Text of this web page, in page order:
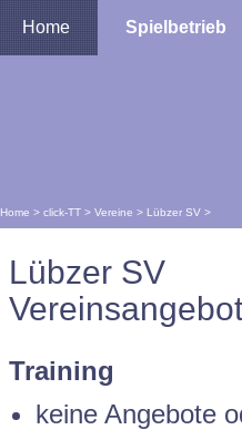
Home Spielbetrieb
Home > click-TT > Vereine > Lübzer SV >
Lübzer SV
Training
keine Angebote